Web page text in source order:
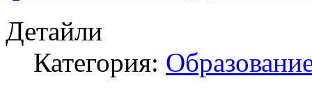
Детайли
Категория: